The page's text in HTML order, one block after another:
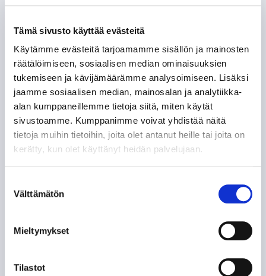
Tämä sivusto käyttää evästeitä
Käytämme evästeitä tarjoamamme sisällön ja mainosten
räätälöimiseen, sosiaalisen median ominaisuuksien
tukemiseen ja kävijämäärämme analysoimiseen. Lisäksi
jaamme sosiaalisen median, mainosalan ja analytiikka-
alan kumppaneillemme tietoja siitä, miten käytät
sivustoamme. Kumppanimme voivat yhdistää näitä
tietoja muihin tietoihin, joita olet antanut heille tai joita on
kerätty, kun olet käyttänyt heidän palvelujaan.
valinta
Välttämätön
Mieltymykset
Tilastot
UUSIMMAT ARTIKKELIT
06.08.
käynnistyy perjantaina perinteisin
menoin – Ilves vastassa Tampere